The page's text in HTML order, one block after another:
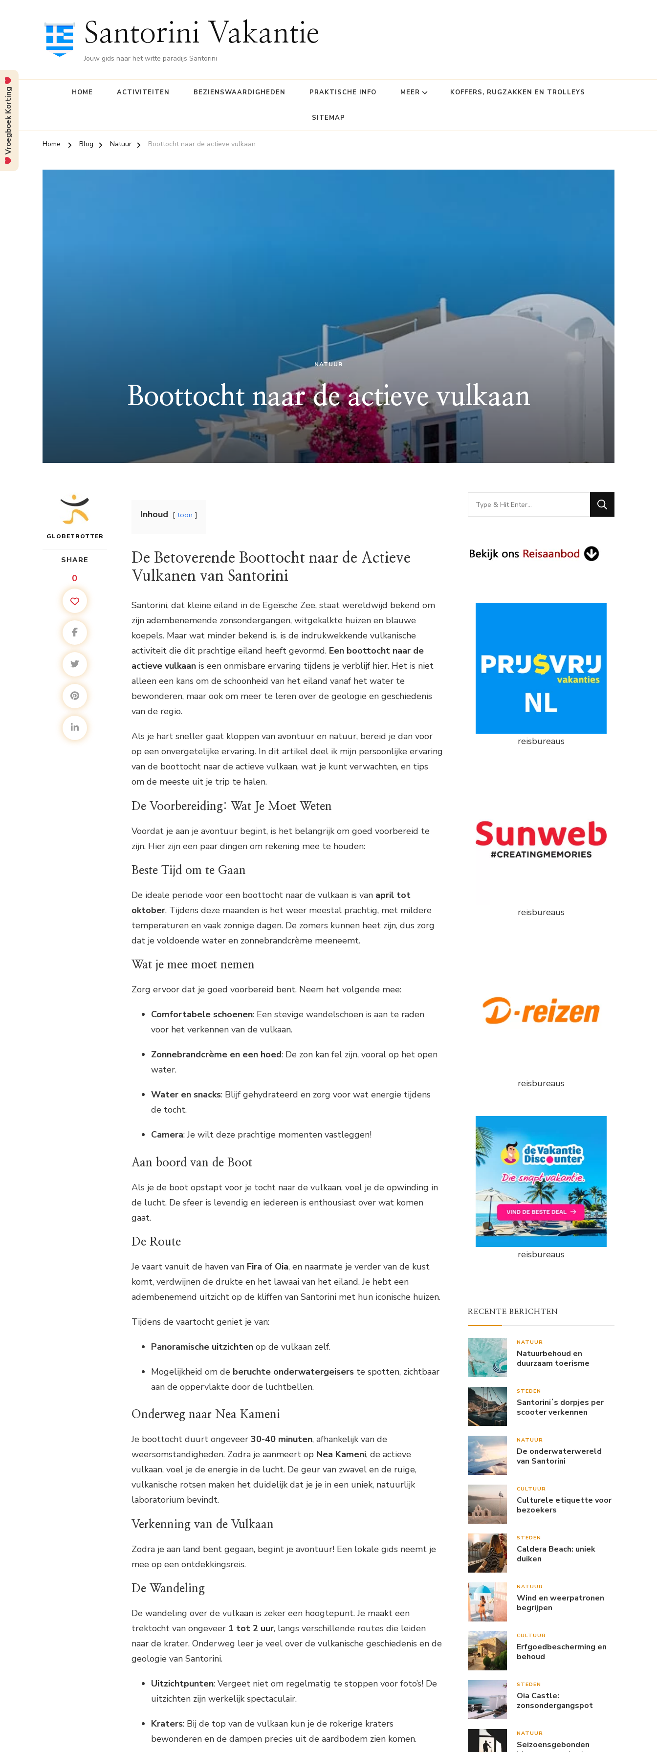
Santorini Vakantie
Jouw gids naar het witte paradijs Santorini
HOME ACTIVITEITEN BEZIENSWAARDIGHEDEN PRAKTISCHE INFO MEER KOFFERS, RUGZAKKEN EN TROLLEYS
SITEMAP
Home Blog Natuur Boottocht naar de actieve vulkaan
NATUUR
Boottocht naar de actieve vulkaan
GLOBETROTTER
SHARE
0
Inhoud toon
De Betoverende Boottocht naar de Actieve
Vulkanen van Santorini
Santorini, dat kleine eiland in de Egeïsche Zee, staat wereldwijd bekend om
zijn adembenemende zonsondergangen, witgekalkte huizen en blauwe
koepels. Maar wat minder bekend is, is de indrukwekkende vulkanische
activiteit die dit prachtige eiland heeft gevormd. Een boottocht naar de
actieve vulkaan is een onmisbare ervaring tijdens je verblijf hier. Het is niet
alleen een kans om de schoonheid van het eiland vanaf het water te
bewonderen, maar ook om meer te leren over de geologie en geschiedenis
van de regio.
Als je hart sneller gaat kloppen van avontuur en natuur, bereid je dan voor
op een onvergetelijke ervaring. In dit artikel deel ik mijn persoonlijke ervaring
van de boottocht naar de actieve vulkaan, wat je kunt verwachten, en tips
om de meeste uit je trip te halen.
De Voorbereiding: Wat Je Moet Weten
Voordat je aan je avontuur begint, is het belangrijk om goed voorbereid te
zijn. Hier zijn een paar dingen om rekening mee te houden:
Beste Tijd om te Gaan
De ideale periode voor een boottocht naar de vulkaan is van april tot
oktober. Tijdens deze maanden is het weer meestal prachtig, met mildere
temperaturen en vaak zonnige dagen. De zomers kunnen heet zijn, dus zorg
dat je voldoende water en zonnebrandcrème meeneemt.
Wat je mee moet nemen
Zorg ervoor dat je goed voorbereid bent. Neem het volgende mee:
Comfortabele schoenen: Een stevige wandelschoen is aan te raden
voor het verkennen van de vulkaan.
Zonnebrandcrème en een hoed: De zon kan fel zijn, vooral op het open
water.
Water en snacks: Blijf gehydrateerd en zorg voor wat energie tijdens
de tocht.
Camera: Je wilt deze prachtige momenten vastleggen!
Aan boord van de Boot
Als je de boot opstapt voor je tocht naar de vulkaan, voel je de opwinding in
de lucht. De sfeer is levendig en iedereen is enthousiast over wat komen
gaat.
De Route
Je vaart vanuit de haven van Fira of Oia, en naarmate je verder van de kust
komt, verdwijnen de drukte en het lawaai van het eiland. Je hebt een
adembenemend uitzicht op de kliffen van Santorini met hun iconische huizen.
Tijdens de vaartocht geniet je van:
Panoramische uitzichten op de vulkaan zelf.
Mogelijkheid om de beruchte onderwatergeisers te spotten, zichtbaar
aan de oppervlakte door de luchtbellen.
Onderweg naar Nea Kameni
Je boottocht duurt ongeveer 30-40 minuten, afhankelijk van de
weersomstandigheden. Zodra je aanmeert op Nea Kameni, de actieve
vulkaan, voel je de energie in de lucht. De geur van zwavel en de ruige,
vulkanische rotsen maken het duidelijk dat je je in een uniek, natuurlijk
laboratorium bevindt.
Verkenning van de Vulkaan
Zodra je aan land bent gegaan, begint je avontuur! Een lokale gids neemt je
mee op een ontdekkingsreis.
De Wandeling
De wandeling over de vulkaan is zeker een hoogtepunt. Je maakt een
trektocht van ongeveer 1 tot 2 uur, langs verschillende routes die leiden
naar de krater. Onderweg leer je veel over de vulkanische geschiedenis en de
geologie van Santorini.
Uitzichtpunten: Vergeet niet om regelmatig te stoppen voor foto’s! De
uitzichten zijn werkelijk spectaculair.
Kraters: Bij de top van de vulkaan kun je de rokerige kraters
bewonderen en de dampen precies uit de aardbodem zien komen.
Looking
for
reisbureaus
reisbureaus
reisbureaus
reisbureaus
RECENTE BERICHTEN
NATUUR
Natuurbehoud en
duurzaam toerisme
STEDEN
Santoriniʼs dorpjes per
scooter verkennen
NATUUR
De onderwaterwereld
van Santorini
CULTUUR
Culturele etiquette voor
bezoekers
STEDEN
Caldera Beach: uniek
duiken
NATUUR
Wind en weerpatronen
begrijpen
CULTUUR
Erfgoedbescherming en
behoud
STEDEN
Oia Castle:
zonsondergangspot
NATUUR
Seizoensgebonden
Vroegboek Korting